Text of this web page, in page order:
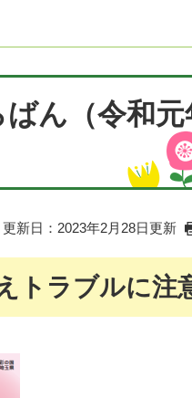
ん（令和元
更新日：2023年2月28日更新
ラブルに注